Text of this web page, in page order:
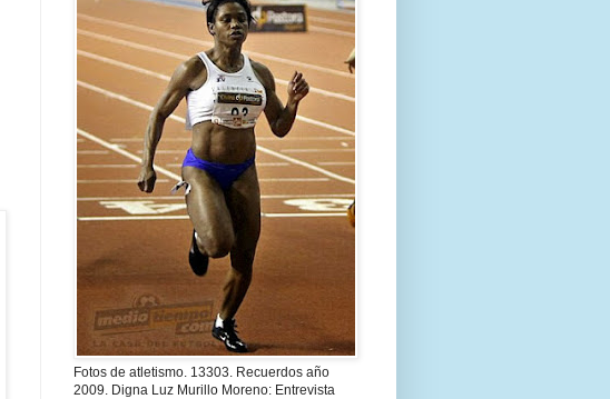
Fotos de atletismo. 13303. Recuerdos año
2009. Digna Luz Murillo Moreno: Entrevista